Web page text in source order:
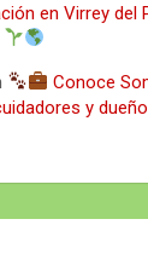
en Virrey del
Conoce
y